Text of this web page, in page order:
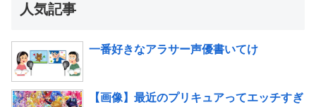
人気記事
一番好きなアラサー声優書いてけ
【画像】最近のプリキュアってエッチすぎ